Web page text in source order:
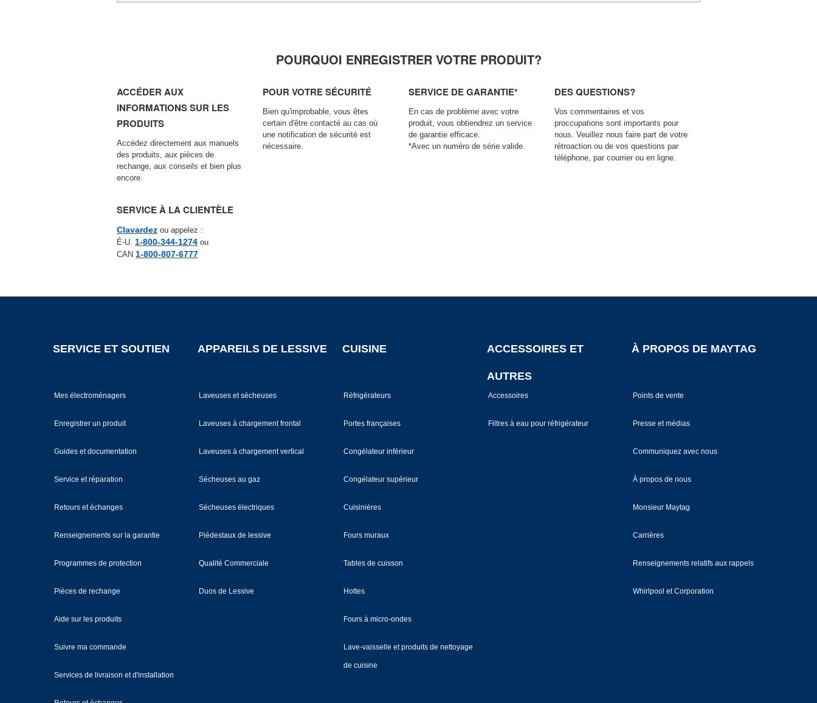
POURQUOI ENREGISTRER VOTRE PRODUIT?
ACCÉDER AUX
INFORMATIONS SUR LES
PRODUITS
Accédez directement aux manuels
des produits, aux pièces de
rechange, aux conseils et bien plus
encore.
POUR VOTRE SÉCURITÉ
Bien qu'improbable, vous êtes
certain d'être contacté au cas où
une notification de sécurité est
nécessaire.
SERVICE DE GARANTIE*
En cas de problème avec votre
produit, vous obtiendrez un service
de garantie efficace.
*Avec un numéro de série valide.
DES QUESTIONS?
Vos commentaires et vos
proccupations sont importants pour
nous. Veuillez nous faire part de votre
rétroaction ou de vos questions par
téléphone, par courrier ou en ligne.
SERVICE À LA CLIENTÈLE
Clavardez ou appelez :
É-U. 1‑800‑344‑1274 ou
CAN 1-800-807-6777
FOOTER
SERVICE ET SOUTIEN
Mes électroménagers
Enregistrer un produit
Guides et documentation
Service et réparation
Retours et échanges
Renseignements sur la garantie
Programmes de protection
Pièces de rechange
Aide sur les produits
Suivre ma commande
Services de livraison et d'installation
APPAREILS DE LESSIVE
Laveuses et sécheuses
Laveuses à chargement frontal
Laveuses à chargement vertical
Sécheuses au gaz
Sécheuses électriques
Piédestaux de lessive
Qualité Commerciale
Duos de Lessive
CUISINE
Réfrigérateurs
Portes françaises
Congélateur inférieur
Congélateur supérieur
Cuisinières
Fours muraux
Tables de cuisson
Hottes
Fours à micro-ondes
Lave-vaisselle et produits de nettoyage
de cuisine
ACCESSOIRES ET
AUTRES
Accessoires
Filtres à eau pour réfrigérateur
À PROPOS DE MAYTAG
Points de vente
Presse et médias
Communiquez avec nous
À propos de nous
Monsieur Maytag
Carrières
Renseignements relatifs aux rappels
Whirlpool et Corporation